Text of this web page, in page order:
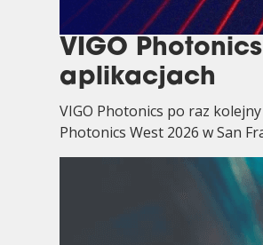
VIGO
aplikacjach
VIGO Photonics po raz
Photonics West 2026 w San